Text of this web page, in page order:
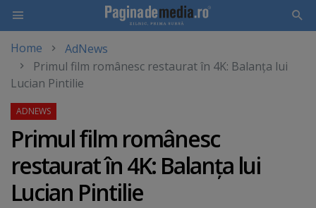
main
content
Home
AdNews
Primul film românesc restaurat în 4K: Balanţa lui
Lucian Pintilie
Primul film românesc
restaurat în 4K: Balanţa lui
Lucian Pintilie